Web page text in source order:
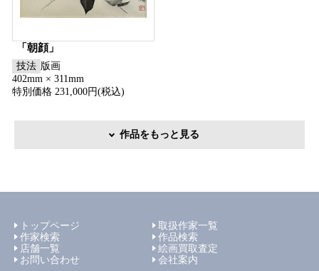
「朝顔」
技法 版画
402mm × 311mm
特別価格 231,000円(税込)
作品をもっと見る
トップページ
取扱作家一覧
作家検索
作品検索
店舗一覧
絵画買取査定
お問い合わせ
会社案内